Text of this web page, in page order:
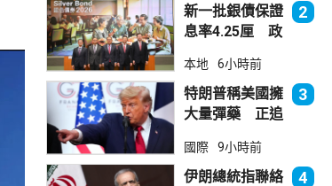
新一批銀債保證
息率4.25厘 政
吸引力
2
本地 6小時前
特朗普稱美國擁
大量彈藥 正追
者」
3
國際 9小時前
伊朗總統指聯絡
4